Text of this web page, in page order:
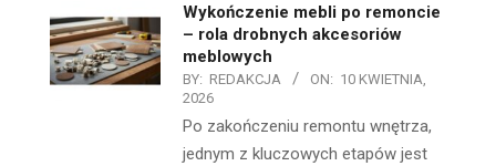
Wykończenie mebli po remoncie
– rola drobnych akcesoriów
meblowych
BY: REDAKCJA ON: 10 KWIETNIA,
2026
Po zakończeniu remontu wnętrza,
jednym z kluczowych etapów jest